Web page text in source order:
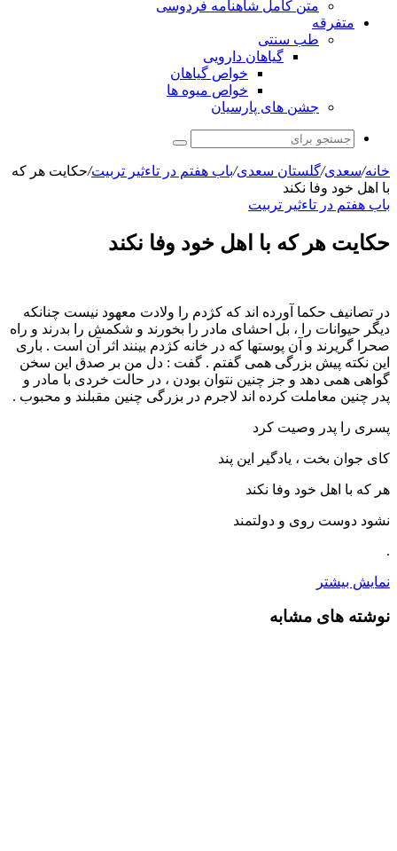
متن کامل شاهنامه فردوسی
متفرقه
طب سنتی
گیاهان دارویی
خواص گیاهان
خواص میوه ها
جشن های پارسیان
جستجو
خانه/سعدی/گلستان سعدی/باب هفتم در تاءثير تربيت/حکایت هر که
با اهل خود وفا نکند
باب هفتم در تاءثير تربيت
حکایت هر که با اهل خود وفا نکند
در تصانیف حکما آورده اند که کژدم را ولادت معهود نیست چنانکه
دیگر حیوانات را ، بل احشای مادر را بخورند و شکمش را بدرند و راه
صحرا گریرند و آن پوستها که در خانه کژدم بینند اثر آن است . باری
این نکته پیش بزرگی همی گفتم . گفت : دل من بر صدق این سخن
گواهی همی دهد و جز چنین نتوان بودن ، در حالت خردی با مادر و
پدر چنین معاملت کرده اند لاجرم در بزرگی چنین مقبلند و محبوب .
پسرى را پدر وصیت کرد
کاى جوان بخت ، یادگیر این پند
هر که با اهل خود وفا نکند
نشود دوست روى و دولتمند
.
نمایش بیشتر
نوشته های مشابه